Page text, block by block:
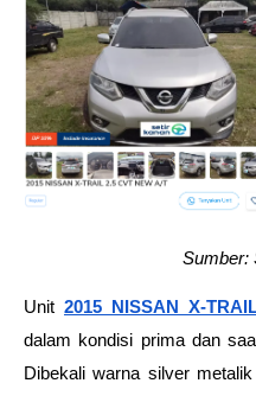
Sumber:
Unit 2015 NISSAN X-
dalam kondisi prima dan
Dibekali warna silver